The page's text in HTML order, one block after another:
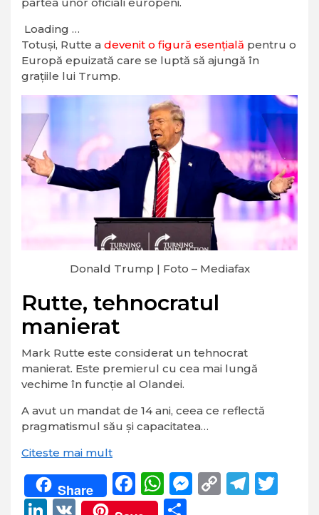
Loading …
Totuși, Rutte a devenit o figură esențială pentru o
Europă epuizată care se luptă să ajungă în
grațiile lui Trump.
Donald Trump | Foto – Mediafax
Rutte, tehnocratul
manierat
Mark Rutte este considerat un tehnocrat
manierat. Este premierul cu cea mai lungă
vechime în funcție al Olandei.
A avut un mandat de 14 ani, ceea ce reflectă
pragmatismul său și capacitatea…
Citeste mai mult
Share Facebook
WhatsApp
Messenger
Copy